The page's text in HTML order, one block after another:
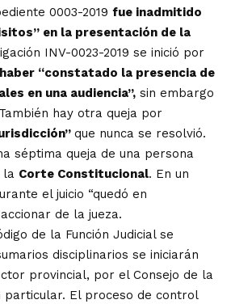
0003-2019 fue inadmitido
en la presentación de la
INV-0023-2019 se inició por
“constatado la presencia de
en una audiencia”, sin embargo
hay otra queja por
que nunca se resolvió.
séptima queja de una persona
la Corte Constitucional. En un
el juicio “quedó en
de la jueza.
de la Función Judicial se
disciplinarios se iniciarán
provincial, por el Consejo de la
particular. El proceso de control